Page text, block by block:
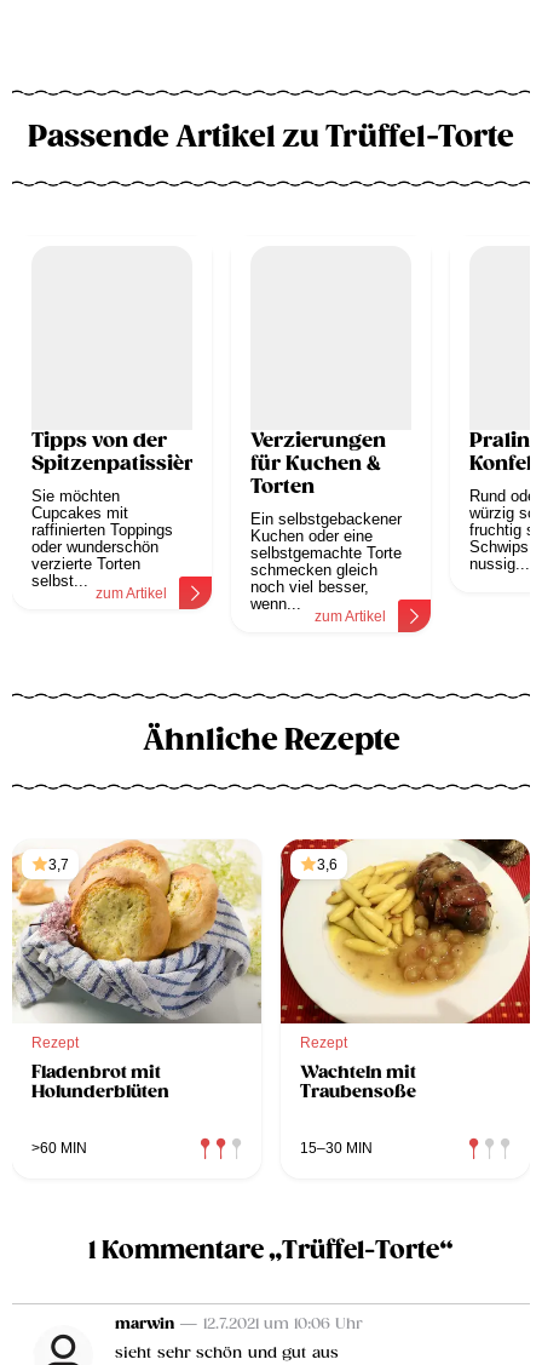
Passende Artikel zu Trüffel-Torte
Tipps von der
Spitzenpatissière
Sie möchten
Cupcakes mit
raffinierten Toppings
oder wunderschön
verzierte Torten
selbst...
zum Artikel
Verzierungen
für Kuchen &
Torten
Ein selbstgebackener
Kuchen oder eine
selbstgemachte Torte
schmecken gleich
noch viel besser,
wenn...
zum Artikel
Rund
würzig
fruchtig
Schwips
nussig...
Ähnliche Rezepte
3,7
Rezept
Fladenbrot mit
Holunderblüten
>60 MIN
3,6
Rezept
Wachteln mit
Traubensoße
15–30 MIN
1 Kommentare „Trüffel-Torte“
marwin — 12.7.2021 um 10:06 Uhr
sieht sehr schön und gut aus